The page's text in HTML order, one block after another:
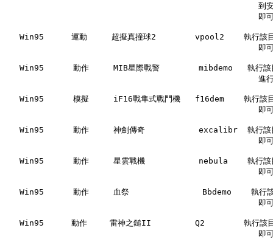
到安
即可
Win95　    運動     超擬真撞球2        vpool2    執行該
即可
Win95      動作     MIB星際戰警        mibdemo   執行
進行
Win95      模擬     iF16戰隼式戰鬥機   f16dem    執行該
即可
Win95      動作     神劍傳奇           excalibr  執行該
即可
Win95      動作     星雲戰機           nebula    執行該
即可
Win95      動作     血祭               Bbdemo    執行
即可
Win95　    動作　   雷神之鎚II         Q2        執行該
即可